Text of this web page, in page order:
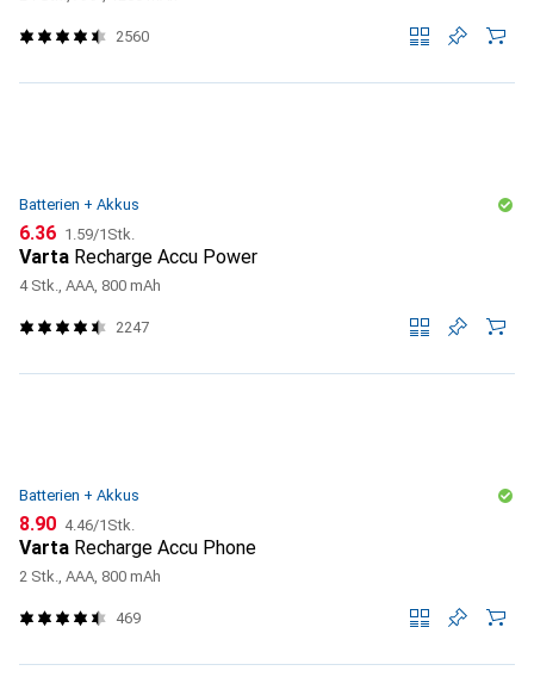
2560
Batterien + Akkus
CHF
6.36 CHF
1.59/1Stk.
Varta Recharge Accu Power
4 Stk., AAA, 800 mAh
2247
Batterien + Akkus
CHF
8.90 CHF
4.46/1Stk.
Varta Recharge Accu Phone
2 Stk., AAA, 800 mAh
469